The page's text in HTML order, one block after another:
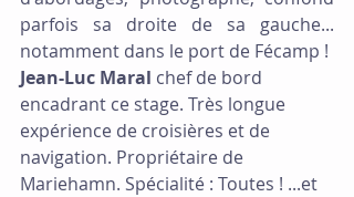
parfois sa droite de sa gauche...
notamment dans le port de Fécamp !
Jean-Luc Maral chef de bord
encadrant ce stage. Très longue
expérience de croisières et de
navigation. Propriétaire de
Mariehamn. Spécialité : Toutes ! ...et